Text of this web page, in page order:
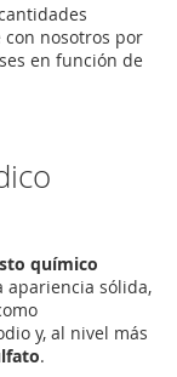
nosotros por
en función de
químico
apariencia sólida,
y, al nivel más
.